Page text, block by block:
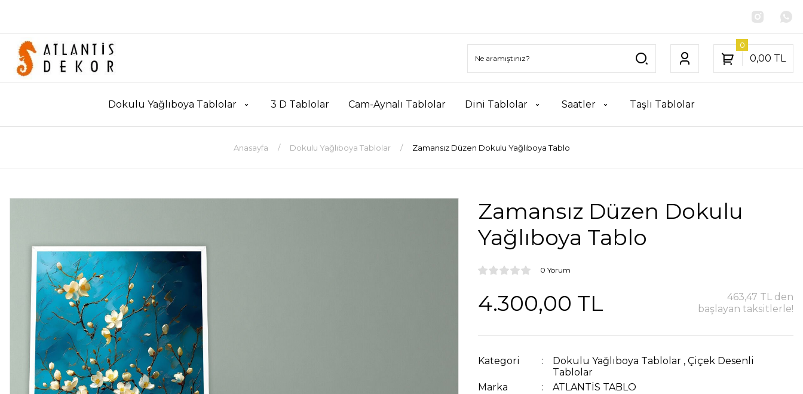
0,00 TL
0
Dokulu Yağlıboya Tablolar 3 D Tablolar Cam-Aynalı Tablolar Dini Tablolar Saatler Taşlı Tablolar
Anasayfa Dokulu Yağlıboya Tablolar Zamansız Düzen Dokulu Yağlıboya Tablo
Zamansız Düzen Dokulu
Yağlıboya Tablo
0 Yorum
4.300,00 TL
463,47 TL den
başlayan taksitlerle!
Kategori Dokulu Yağlıboya Tablolar , Çiçek Desenli
Tablolar
Marka
ATLANTİS TABLO